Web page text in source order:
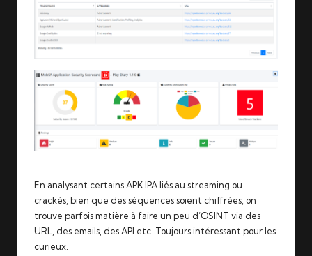
En analysant certains APK.IPA liés au streaming ou
crackés, bien que des séquences soient chiffrées, on
trouve parfois matière à faire un peu d’OSINT via des
URL, des emails, des API etc. Toujours intéressant pour les
curieux.